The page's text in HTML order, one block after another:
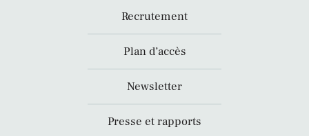
Recrutement
Plan d’accès
Newsletter
Presse et rapports